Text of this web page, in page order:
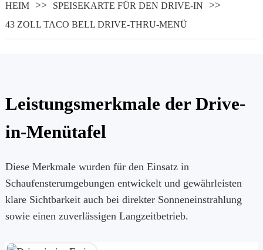
HEIM
SPEISEKARTE FÜR DEN DRIVE-IN
43 ZOLL TACO BELL DRIVE-THRU-MENÜ
Leistungsmerkmale der Drive-
in-Menütafel
Diese Merkmale wurden für den Einsatz in
Schaufensterumgebungen entwickelt und gewährleisten
klare Sichtbarkeit auch bei direkter Sonneneinstrahlung
sowie einen zuverlässigen Langzeitbetrieb.